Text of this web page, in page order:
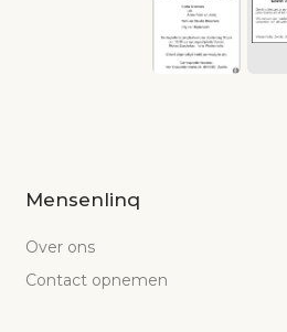
Mensenlinq
Over ons
Contact opnemen